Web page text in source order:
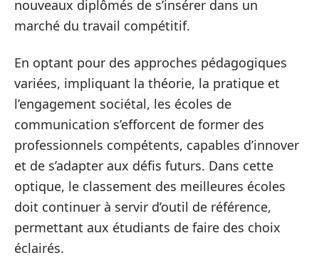
nouveaux diplômés de s’insérer dans un
marché du travail compétitif.
En optant pour des approches pédagogiques
variées, impliquant la théorie, la pratique et
l’engagement sociétal, les écoles de
communication s’efforcent de former des
professionnels compétents, capables d’innover
et de s’adapter aux défis futurs. Dans cette
optique, le classement des meilleures écoles
doit continuer à servir d’outil de référence,
permettant aux étudiants de faire des choix
éclairés.